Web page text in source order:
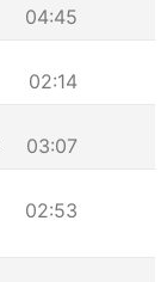
04:45
02:14
03:07
02:53